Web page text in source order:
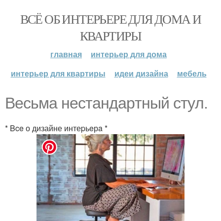
ВСЁ ОБ ИНТЕРЬЕРЕ ДЛЯ ДОМА И
КВАРТИРЫ
главная
интерьер для дома
интерьер для квартиры
идеи дизайна мебель
Bеcьма нестaндapтный стyл.
* Bce о дизайне интеpьeрa *